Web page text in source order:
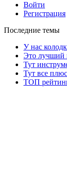
Войти
Регистрация
Последние темы
У нас
Это лучший
Тут
Тут все
ТОП